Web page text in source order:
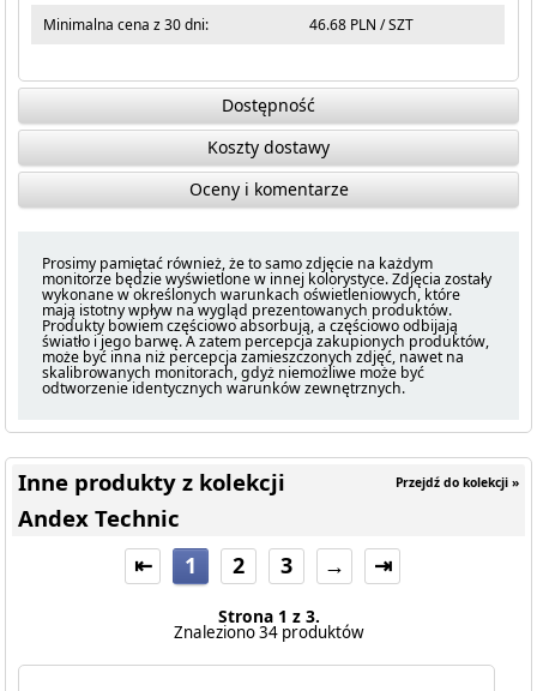
Minimalna cena z 30 dni:
46.68 PLN / SZT
Dostępność
Koszty dostawy
Oceny i komentarze
Prosimy pamiętać również, że to samo zdjęcie na każdym
monitorze będzie wyświetlone w innej kolorystyce. Zdjęcia zostały
wykonane w określonych warunkach oświetleniowych, które
mają istotny wpływ na wygląd prezentowanych produktów.
Produkty bowiem częściowo absorbują, a częściowo odbijają
światło i jego barwę. A zatem percepcja zakupionych produktów,
może być inna niż percepcja zamieszczonych zdjęć, nawet na
skalibrowanych monitorach, gdyż niemożliwe może być
odtworzenie identycznych warunków zewnętrznych.
Przejdź do kolekcji »
Inne produkty z kolekcji
Andex Technic
⇤ 1 2 3 → ⇥
Strona 1 z 3.
Znaleziono 34 produktów